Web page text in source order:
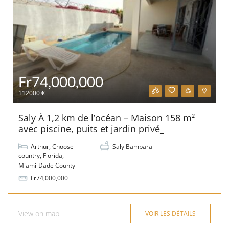
Fr74,000,000
112000 €
Saly À 1,2 km de l’océan – Maison 158 m²
avec piscine, puits et jardin privé_
Arthur, Choose
country, Florida,
Miami-Dade County
Saly Bambara
Fr74,000,000
View on map VOIR LES DÉTAILS